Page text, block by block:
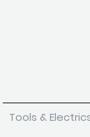
Tools &